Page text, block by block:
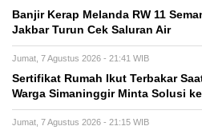
Banjir Kerap Melanda RW 11
Jakbar Turun Cek Saluran Air
Jumat, 7 Agustus 2026 - 21:41 WIB
Sertifikat Rumah Ikut Terbakar
Warga Simaninggir Minta Solusi
Jumat, 7 Agustus 2026 - 21:15 WIB